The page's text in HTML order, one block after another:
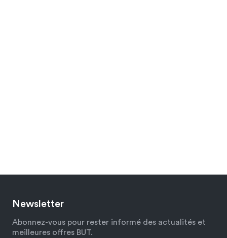
Newsletter
Abonnez-vous pour rester informé des actualités et
meilleures offres BUT.